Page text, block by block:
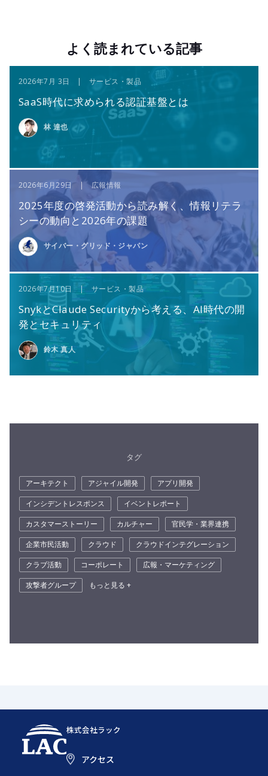
よく読まれている記事
2026年7月 3日 | サービス・製品
SaaS時代に求められる認証基盤とは
林 達也
2026年6月29日 | 広報情報
2025年度の啓発活動から読み解く、情報リテラ
シーの動向と2026年の課題
サイバー・グリッド・ジャパン
2026年7月10日 | サービス・製品
SnykとClaude Securityから考える、AI時代の開
発とセキュリティ
鈴木 真人
タグ
アーキテクト アジャイル開発
アプリ開発
インシデントレスポンス
イベントレポート
カスタマーストーリー
カルチャー
官民学・業界連携
企業市民活動
クラウド
クラウドインテグレーション
クラブ活動
コーポレート
広報・マーケティング
攻撃者グループ
もっと見る +
株式会社ラック
アクセス